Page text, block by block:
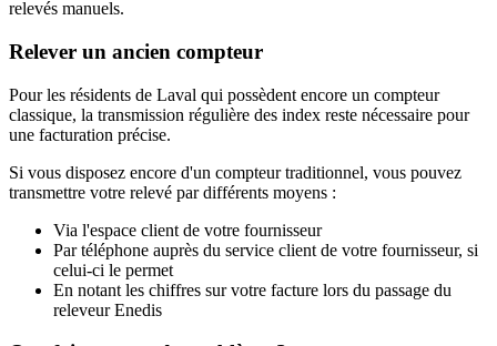
relevés manuels.
Relever un ancien compteur
Pour les résidents de Laval qui possèdent encore un compteur
classique, la transmission régulière des index reste nécessaire pour
une facturation précise.
Si vous disposez encore d'un compteur traditionnel, vous pouvez
transmettre votre relevé par différents moyens :
Via l'espace client de votre fournisseur
Par téléphone auprès du service client de votre fournisseur, si
celui-ci le permet
En notant les chiffres sur votre facture lors du passage du
releveur Enedis